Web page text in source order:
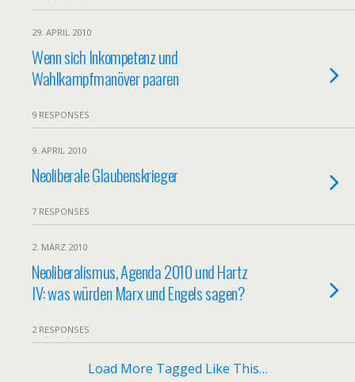
29. APRIL 2010
Wenn sich Inkompetenz und
Wahlkampfmanöver paaren
9 RESPONSES
9. APRIL 2010
Neoliberale Glaubenskrieger
7 RESPONSES
2. MÄRZ 2010
Neoliberalismus, Agenda 2010 und Hartz
IV: was würden Marx und Engels sagen?
2 RESPONSES
Load More Tagged Like This…